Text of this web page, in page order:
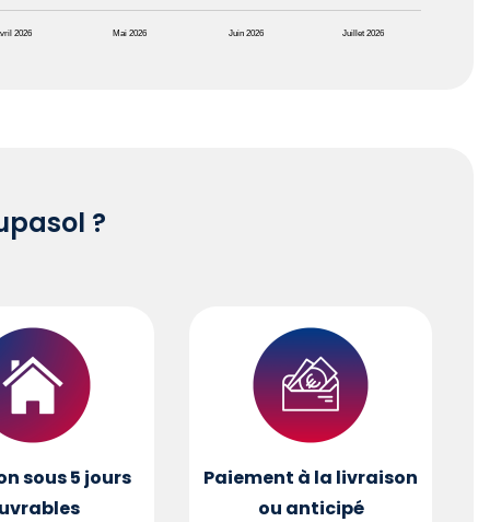
2026 Mai 2026 Juin 2026 Juillet 2026
?
sous 5 jours
Paiement à la livraison
ou anticipé